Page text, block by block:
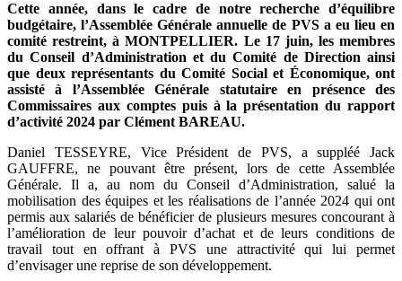
Cette année, dans le cadre de notre recherche d’équilibre
budgétaire, l’Assemblée Générale annuelle de PVS a eu lieu en
comité restreint, à MONTPELLIER. Le 17 juin, les membres
du Conseil d’Administration et du Comité de Direction ainsi
que deux représentants du Comité Social et Économique, ont
assisté à l’Assemblée Générale statutaire en présence des
Commissaires aux comptes puis à la présentation du rapport
d’activité 2024 par Clément BAREAU.
Daniel TESSEYRE, Vice Président de PVS, a suppléé Jack
GAUFFRE, ne pouvant être présent, lors de cette Assemblée
Générale. Il a, au nom du Conseil d’Administration, salué la
mobilisation des équipes et les réalisations de l’année 2024 qui ont
permis aux salariés de bénéficier de plusieurs mesures concourant à
l’amélioration de leur pouvoir d’achat et de leurs conditions de
travail tout en offrant à PVS une attractivité qui lui permet
d’envisager une reprise de son développement.